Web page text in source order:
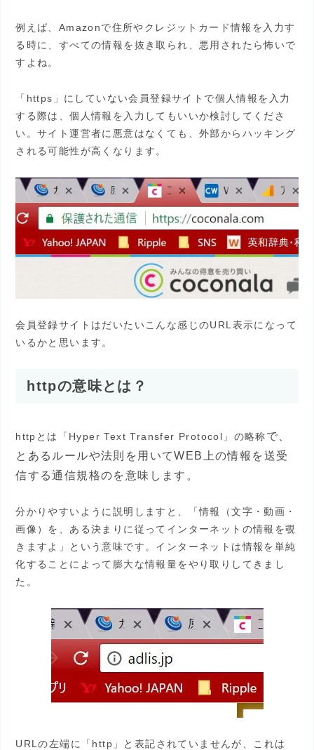
例えば、Amazonで住所やクレジットカード情報を入力す
る時に、すべての情報を抜き取られ、悪用されたら怖いで
すよね。
「https」にしていない会員登録サイトで個人情報を入力
する際は、個人情報を入力してもいいか検討してくださ
い。サイト運営者に悪意はなくても、外部からハッキング
される可能性が高くなります。
会員登録サイトはだいたいこんな感じのURL表示になって
いるかと思います。
httpの意味とは？
httpとは「Hyper Text Transfer Protocol」の略称で
とあるルールや法則を用いてWEB上の情報を送受
信する通信規格のを意味します。
分かりやすいように説明しますと、「情報（文字・動画・
画像）を、ある決まりに従ってインターネットの情報を覗
きますよ」という意味です。インターネットは情報を単純
化することによって膨大な情報量をやり取りしてきまし
た。
URLの左端に「http」と表記されていませんが、これは